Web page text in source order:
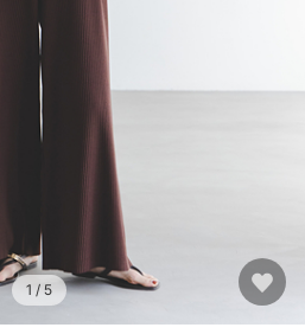
1 / 5